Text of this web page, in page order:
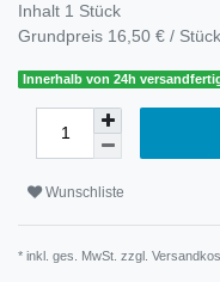
Inhalt 1 Stück
Grundpreis 16,50 € / Stück
Innerhalb von 24h
Wunschliste
* inkl. ges. MwSt. zzgl.